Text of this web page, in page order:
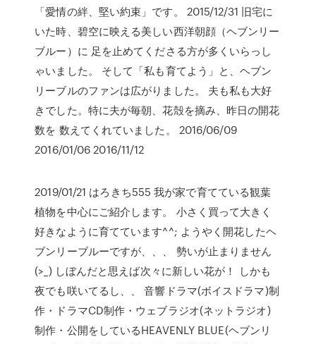
「愛情の絆、堅い約束」です。 2015/12/31 旧宅に
いた時、碧空に映える美しい西洋朝顔（ヘブンリー
ブルー）に 足を止めてくださる方が多くいらっし
ゃいました。 そして「私も育てよう」と、ヘブン
リーブルのファンは広がりました。 夫も私も大好
きでした。特に夫が毎朝、花殻を摘み、昨日の開花
数を 数えてくれていました。 2016/06/09
2016/01/06 2016/11/12
2019/01/21 はろきち555 我が家で育てている観葉
植物を中心にご紹介します。 小さく買って大きく
好きなように育てています^^; ようやく開花したヘ
ブンリーブルーですが、、、 勢いが止まりません
(>_) しぼんだと思えば次々に新しい花が！ しかも
夜でも咲いてるし、、 音響ドラマ(ボイスドラマ)制
作・ドラマCD制作・ウェブラジオ(ネットラジオ)
制作・公開をしているHEAVENLY BLUE(ヘブンリ